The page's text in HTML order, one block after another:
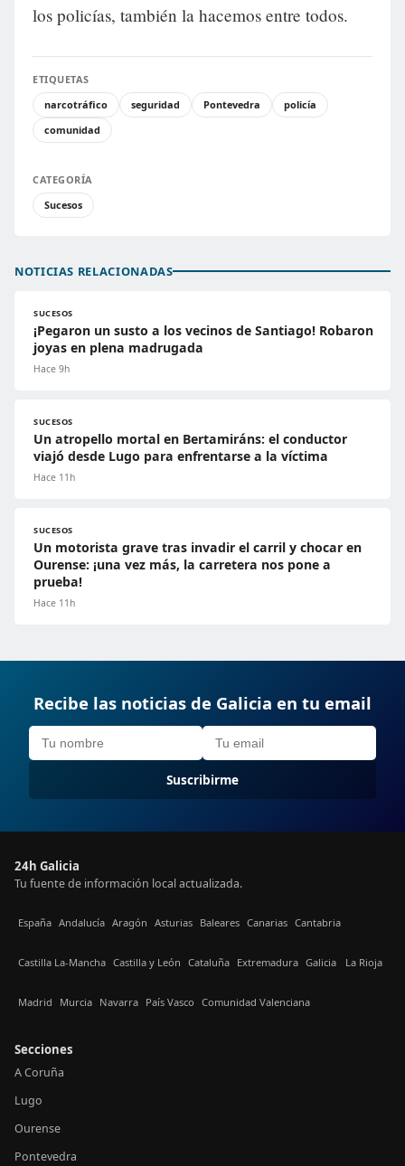
los policías, también la hacemos entre todos.
ETIQUETAS
narcotráfico
seguridad Pontevedra
policía
comunidad
CATEGORÍA
Sucesos
NOTICIAS RELACIONADAS
SUCESOS
¡Pegaron un susto a los vecinos de Santiago! Robaron
joyas en plena madrugada
Hace 9h
SUCESOS
Un atropello mortal en Bertamiráns: el conductor
viajó desde Lugo para enfrentarse a la víctima
Hace 11h
SUCESOS
Un motorista grave tras invadir el carril y chocar en
Ourense: ¡una vez más, la carretera nos pone a
prueba!
Hace 11h
Recibe las noticias de Galicia en tu email
Suscribirme
24h Galicia
Tu fuente de información local actualizada.
España Andalucía Aragón Asturias Baleares Canarias Cantabria
Castilla La-Mancha Castilla y León Cataluña Extremadura Galicia La Rioja
Madrid Murcia Navarra País Vasco Comunidad Valenciana
Secciones
A Coruña
Lugo
Ourense
Pontevedra